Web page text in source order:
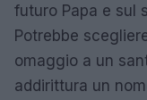
futuro Papa e sul
Potrebbe
omaggio a un
addirittura un